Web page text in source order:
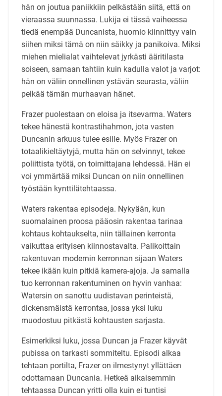
hän on joutua paniikkiin pelkästään siitä, että on
vieraassa suunnassa. Lukija ei tässä vaiheessa
tiedä enempää Duncanista, huomio kiinnittyy vain
siihen miksi tämä on niin säikky ja panikoiva. Miksi
miehen mielialat vaihtelevat jyrkästi ääritilasta
soiseen, samaan tahtiin kuin kadulla valot ja varjot:
hän on väliin onnellinen ystävän seurasta, väliin
pelkää tämän murhaavan hänet.
Frazer puolestaan on eloisa ja itsevarma. Waters
tekee hänestä kontrastihahmon, jota vasten
Duncanin arkuus tulee esille. Myös Frazer on
totaalikieltäytyjä, mutta hän on selvinnyt, tekee
poliittista työtä, on toimittajana lehdessä. Hän ei
voi ymmärtää miksi Duncan on niin onnellinen
työstään kynttilätehtaassa.
Waters rakentaa episodeja. Nykyään, kun
suomalainen proosa pääosin rakentaa tarinaa
kohtaus kohtaukselta, niin tällainen kerronta
vaikuttaa erityisen kiinnostavalta. Palikoittain
rakentuvan modernin kerronnan sijaan Waters
tekee ikään kuin pitkiä kamera-ajoja. Ja samalla
tuo kerronnan rakentuminen on hyvin vanhaa:
Watersin on sanottu uudistavan perinteistä,
dickensmäistä kerrontaa, jossa yksi luku
muodostuu pitkästä kohtausten sarjasta.
Esimerkiksi luku, jossa Duncan ja Frazer käyvät
pubissa on tarkasti sommiteltu. Episodi alkaa
tehtaan portilta, Frazer on ilmestynyt yllättäen
odottamaan Duncania. Hetkeä aikaisemmin
tehtaassa Duncan yritti olla kuin ei tuntisi